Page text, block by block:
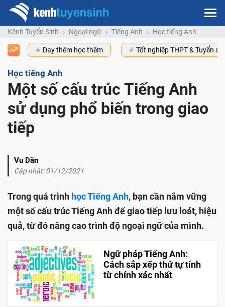
Kênh Tuyển Sinh Ngoại ngữ Tiếng Anh Học tiếng Anh
Dạy thêm học thêm Tốt nghiệp THPT & Tuyển
Học tiếng Anh
Một số cấu trúc Tiếng Anh
sử dụng phổ biến trong giao
tiếp
Vu Dăn
Cập nhật: 01/12/2021
Trong quá trình học Tiếng Anh, bạn cần nắm vững
một số cấu trúc Tiếng Anh để giao tiếp lưu loát, hiệu
quả, từ đó nâng cao trình độ ngoại ngữ của mình.
Ngữ pháp Tiếng Anh:
Cách sắp xếp thứ tự tính
từ chính xác nhất